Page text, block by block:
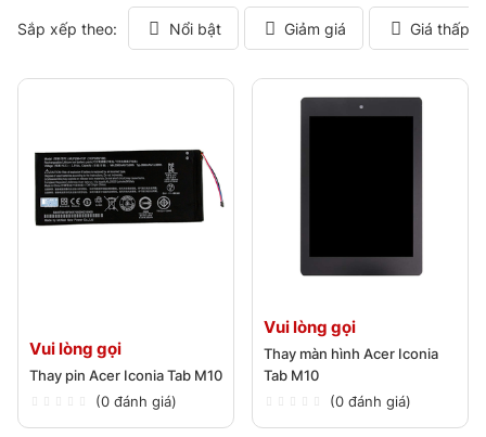
Sắp xếp theo: Nổi bật Giảm giá Giá thấp
Vui lòng gọi
Thay pin Acer Iconia Tab M10
(0 đánh giá)
Vui lòng gọi
Thay màn hình Acer Iconia
Tab M10
(0 đánh giá)